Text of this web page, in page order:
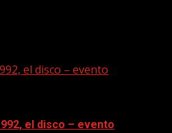
el disco – evento
el disco – evento